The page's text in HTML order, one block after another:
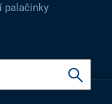
palačinky